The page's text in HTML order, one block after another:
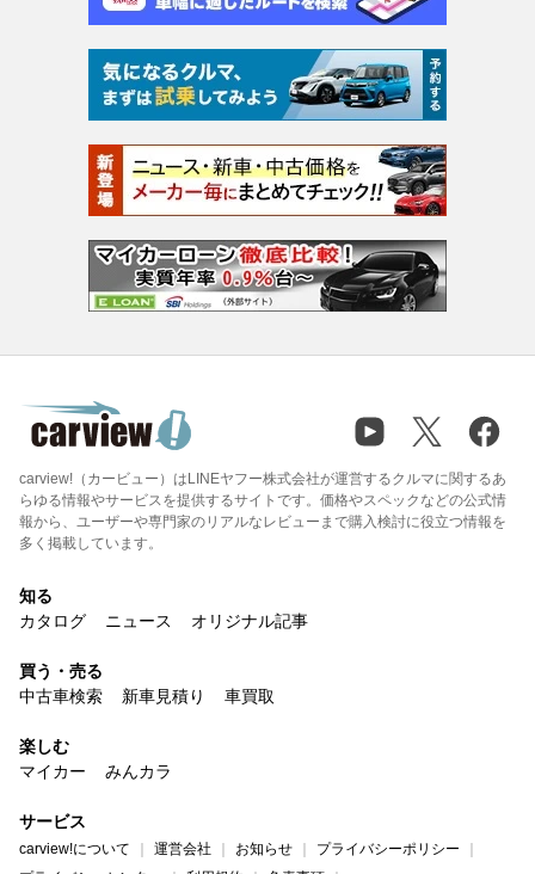
carview!（カービュー）はLINEヤフー株式会社が運営するクルマに関するあ
らゆる情報やサービスを提供するサイトです。価格やスペックなどの公式情
報から、ユーザーや専門家のリアルなレビューまで購入検討に役立つ情報を
多く掲載しています。
知る
カタログ
ニュース オリジナル記事
買う・売る
中古車検索
新車見積り 車買取
楽しむ
マイカー
みんカラ
サービス
carview!について 運営会社 お知らせ
プライバシーポリシー